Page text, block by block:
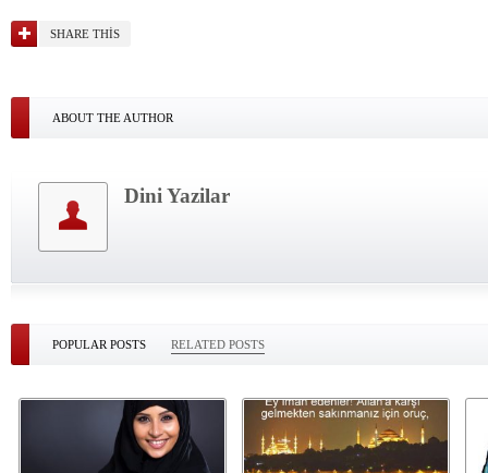
SHARE THIS
ABOUT THE AUTHOR
Dini Yazilar
POPULAR POSTS RELATED POSTS